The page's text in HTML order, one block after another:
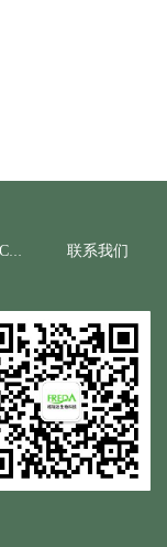
联合研创CRO 联系我们